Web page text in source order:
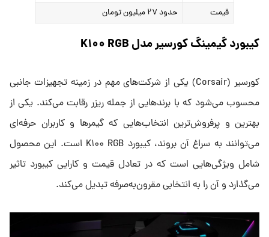
قیمت
حدود ۲۷ میلیون تومان
کیبورد گیمینگ کورسیر مدل K۱۰۰ RGB
کورسیر (Corsair) یکی از شرکت‌های مهم در زمینه تجهیزات جانبی
محسوب می‌شود که با برندهایی از جمله ریزر رقابت می‌کند. یکی از
بهترین و پرفروش‌ترین انتخاب‌هایی که گیمرها و کاربران حرفه‌ای
می‌توانند به سراغ آن بروند، کیبورد K۱۰۰ RGB است. این محصول
شامل ویژگی‌هایی است که در تعادل قیمت و کارایی کیبورد تاثیر
می‌گذارد و آن را به انتخابی مقرون‌به‌صرفه تبدیل می‌کند.